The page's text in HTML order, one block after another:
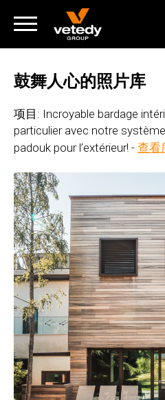
鼓舞人心的照片库
项目: Incroyable bardage
particulier avec notre système
padouk pour l’extérieur! - 查看